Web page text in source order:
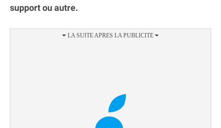
support ou autre.